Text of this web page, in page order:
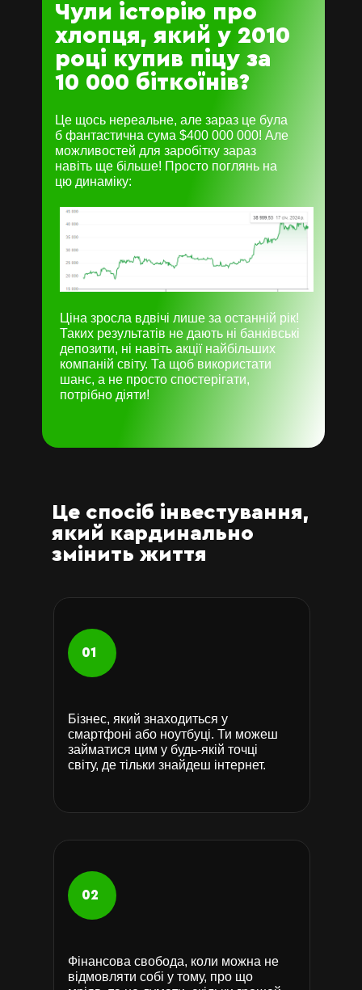
ЗАЙНЯТИ МІСЦЕ
Чули історію про
хлопця, який у 2010
році купив піцу за
10 000 біткоїнів?
Це щось нереальне, але зараз це була
б фантастична сума $400 000 000! Але
можливостей для заробітку зараз
навіть ще більше! Просто поглянь на
цю динаміку:
Ціна зросла вдвічі лише за останній рік!
Таких результатів не дають ні банківські
депозити, ні навіть акції найбільших
компаній світу. Та щоб використати
шанс, а не просто спостерігати,
потрібно діяти!
Це спосіб інвестування,
який кардинально
змінить життя
Бізнес, який знаходиться у
смартфоні або ноутбуці. Ти можеш
займатися цим у будь-якій точці
світу, де тільки знайдеш інтернет.
01
Фінансова свобода, коли можна не
відмовляти собі у тому, про що
02